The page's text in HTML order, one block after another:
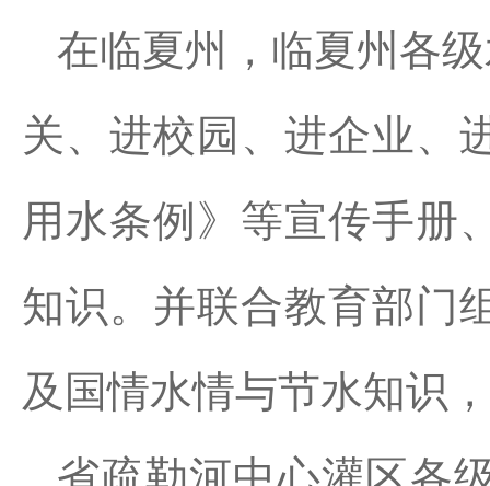
在临夏州，临夏州各
关、进校园、进企业、
用水条例》等宣传手册
知识。并联合教育部门
及国情水情与节水知识